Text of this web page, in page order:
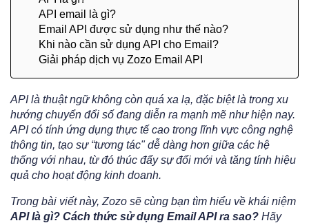
API email là gì?
Email API được sử dụng như thế nào?
Khi nào cần sử dụng API cho Email?
Giải pháp dịch vụ Zozo Email API
API là thuật ngữ không còn quá xa lạ, đặc biệt là trong xu
hướng chuyển đổi số đang diễn ra mạnh mẽ như hiện nay.
API có tính ứng dụng thực tế cao trong lĩnh vực công nghệ
thông tin, tạo sự “tương tác" dễ dàng hơn giữa các hệ
thống với nhau, từ đó thúc đẩy sự đổi mới và tăng tính hiệu
quả cho hoạt động kinh doanh.
Trong bài viết này, Zozo sẽ cùng bạn tìm hiểu về khái niệm
API là gì? Cách thức sử dụng Email API ra sao? Hãy